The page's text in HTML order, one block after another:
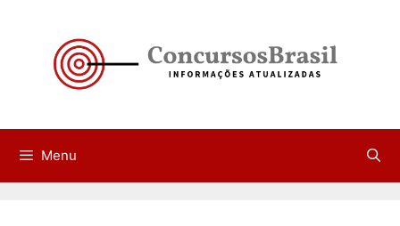
conteúdo
Menu